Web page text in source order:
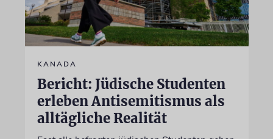
KANADA
Bericht: Jüdische Studenten
erleben Antisemitismus als
alltägliche Realität